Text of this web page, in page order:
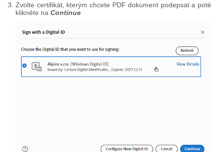
Zvolte certifikát, kterým chcete PDF dokument podepsat a poté
klikněte na Continue